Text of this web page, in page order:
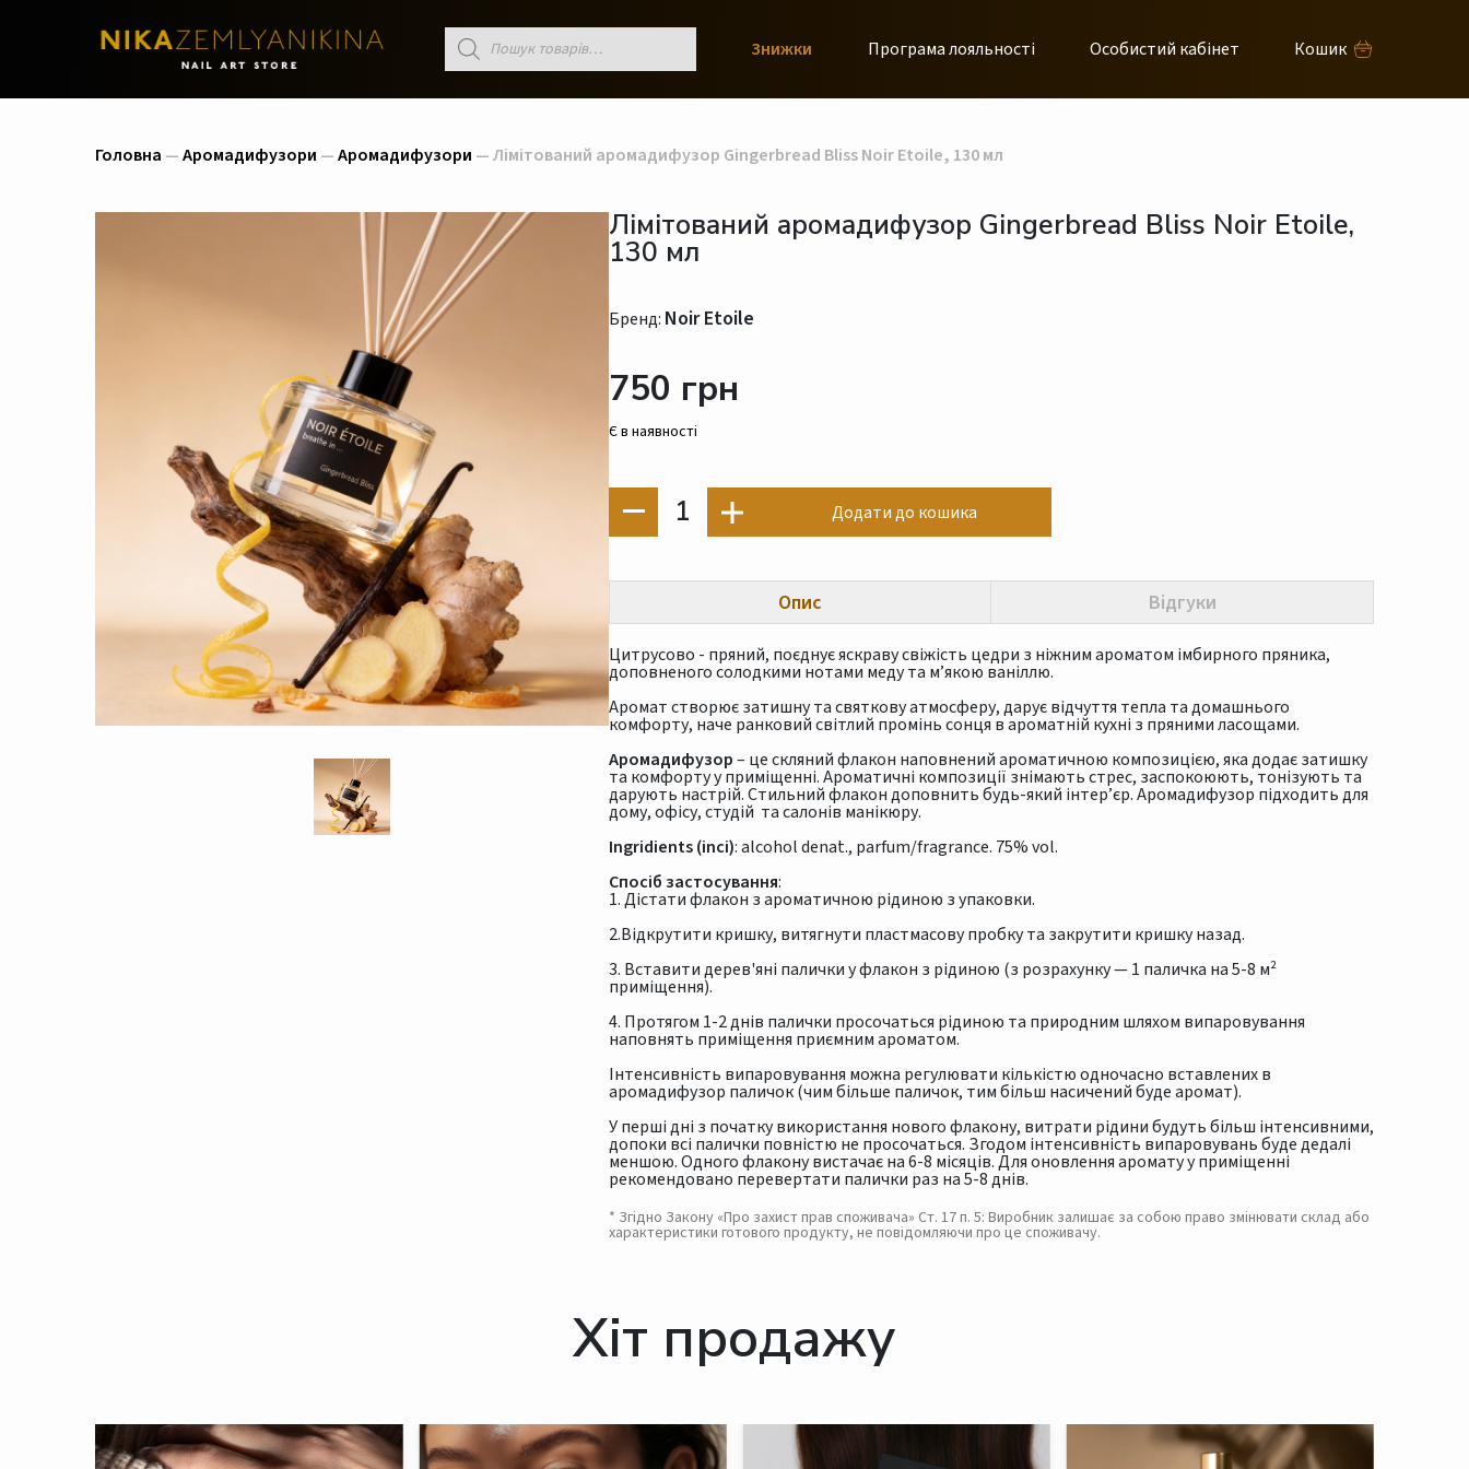
Пошук
товарів Знижки Програма лояльності Особистий кабінет Кошик
Головна —Аромадифузори —Аромадифузори — Лімітований аромадифузор Gingerbread Bliss Noir Etoile, 130 мл
Лімітований аромадифузор Gingerbread Bliss Noir Etoile,
130 мл
Бренд: Noir Etoile
750 грн
Є в наявності
1 Додати до кошика
Опис Відгуки
Цитрусово - пряний, поєднує яскраву свіжість цедри з ніжним ароматом імбирного пряника,
доповненого солодкими нотами меду та м’якою ваніллю.
Аромат створює затишну та святкову атмосферу, дарує відчуття тепла та домашнього
комфорту, наче ранковий світлий промінь сонця в ароматній кухні з пряними ласощами.
Аромадифузор– це скляний флакон наповнений ароматичною композицією, яка додає затишку
та комфорту у приміщенні. Ароматичні композиції знімають стрес, заспокоюють, тонізують та
дарують настрій. Стильний флакон доповнить будь-який інтер’єр. Аромадифузор підходить для
дому, офісу, студій та салонів манікюру.
Ingridients (inci): alcohol denat., parfum/fragrance. 75% vol.
Спосіб застосування:
1. Дістати флакон з ароматичною рідиною з упаковки.
2.Відкрутити кришку, витягнути пластмасову пробку та закрутити кришку назад.
3. Вставити дерев'яні палички у флакон з рідиною (з розрахунку — 1 паличка на 5-8 м²
приміщення).
4. Протягом 1-2 днів палички просочаться рідиною та природним шляхом випаровування
наповнять приміщення приємним ароматом.
Інтенсивність випаровування можна регулювати кількістю одночасно вставлених в
аромадифузор паличок (чим більше паличок, тим більш насичений буде аромат).
У перші дні з початку використання нового флакону, витрати рідини будуть більш інтенсивними,
допоки всі палички повністю не просочаться. Згодом інтенсивність випаровувань буде дедалі
меншою. Одного флакону вистачає на 6-8 місяців. Для оновлення аромату у приміщенні
рекомендовано перевертати палички раз на 5-8 днів.
* Згідно Закону «Про захист прав споживача» Ст. 17 п. 5: Виробник залишає за собою право змінювати склад або
характеристики готового продукту, не повідомляючи про це споживачу.
Хіт продажу